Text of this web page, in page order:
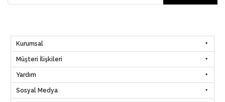
Kurumsal
Müşteri İlişkileri
Yardım
Sosyal Medya